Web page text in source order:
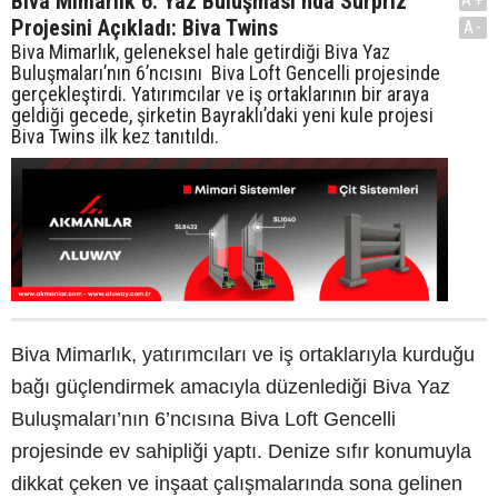
Projesini Açıkladı: Biva Twins
Biva Mimarlık, geleneksel hale getirdiği Biva Yaz
Buluşmaları’nın 6’ncısını Biva Loft Gencelli projesinde
gerçekleştirdi. Yatırımcılar ve iş ortaklarının bir araya
geldiği gecede, şirketin Bayraklı’daki yeni kule projesi
Biva Twins ilk kez tanıtıldı.
A-
Biva Mimarlık, yatırımcıları ve iş ortaklarıyla kurduğu
bağı güçlendirmek amacıyla düzenlediği Biva Yaz
Buluşmaları’nın 6’ncısına Biva Loft Gencelli
projesinde ev sahipliği yaptı. Denize sıfır konumuyla
dikkat çeken ve inşaat çalışmalarında sona gelinen